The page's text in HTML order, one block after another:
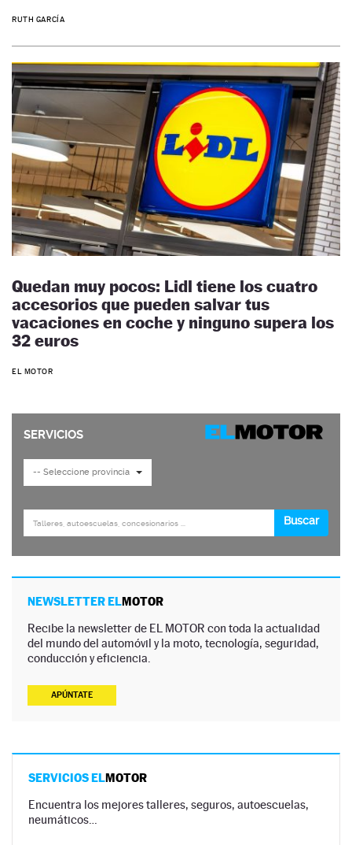
RUTH GARCÍA
Quedan muy pocos: Lidl tiene los cuatro
accesorios que pueden salvar tus
vacaciones en coche y ninguno supera los
32 euros
EL MOTOR
NEWSLETTER ELMOTOR
Recibe la newsletter de EL MOTOR con toda la actualidad
del mundo del automóvil y la moto, tecnología, seguridad,
conducción y eficiencia.
APÚNTATE
SERVICIOS ELMOTOR
Encuentra los mejores talleres, seguros, autoescuelas,
neumáticos…